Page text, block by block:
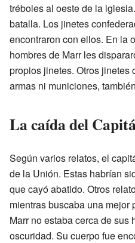
tréboles al oeste de la
batalla. Los jinetes
encontraron con ellos. En la
hombres de Marr les
propios jinetes. Otros jinetes
armas ni municiones,
La caída del
Según varios relatos, el
de la Unión. Estas habrían
que cayó abatido. Otros
mientras buscaba una mejor
Marr no estaba cerca de sus
oscuridad. Su cuerpo fue